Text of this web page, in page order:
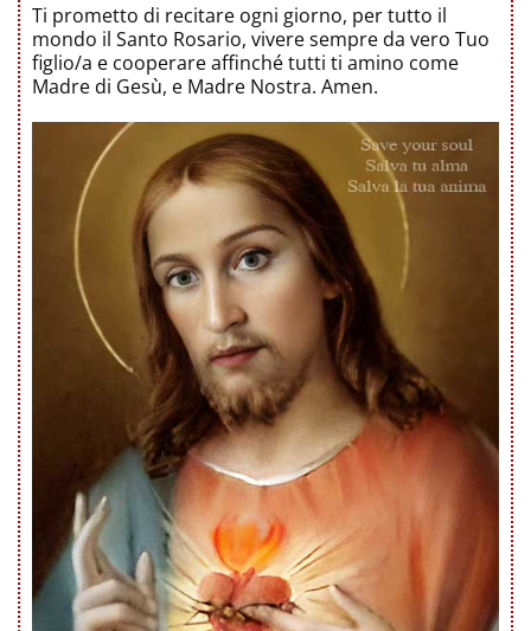
Ti prometto di recitare ogni giorno, per tutto il
mondo il Santo Rosario, vivere sempre da vero Tuo
figlio/a e cooperare affinché tutti ti amino come
Madre di Gesù, e Madre Nostra. Amen.